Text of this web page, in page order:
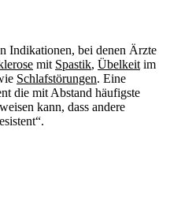
Indikationen, bei denen Ärzte
mit Spastik, Übelkeit im
Schlafstörungen. Eine
die mit Abstand häufigste
kann, dass andere